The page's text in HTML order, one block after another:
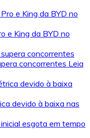
e King da BYD no
concorrentes Leia
devido à baixa nas